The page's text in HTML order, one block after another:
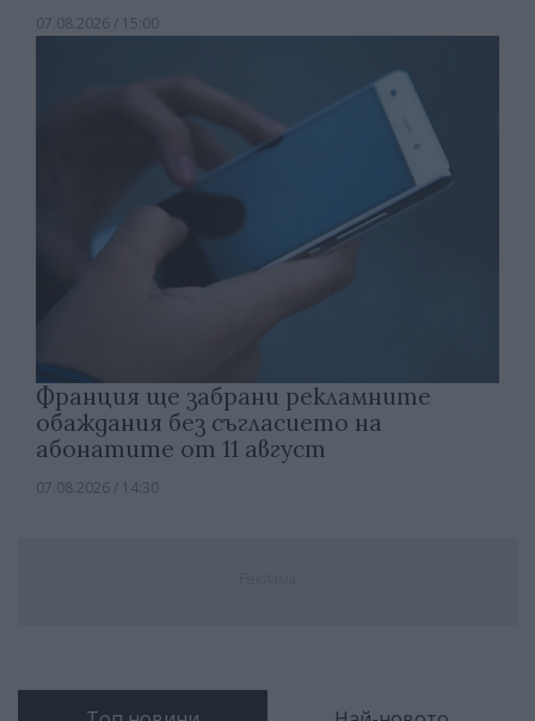
07.08.2026 / 15:00
Франция ще забрани рекламните
обаждания без съгласието на
абонатите от 11 август
07.08.2026 / 14:30